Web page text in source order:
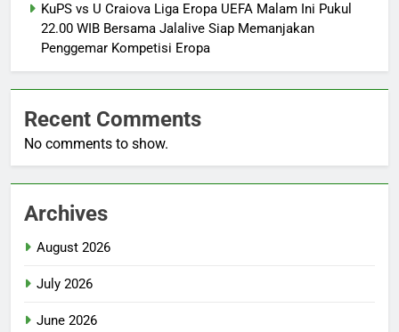
KuPS vs U Craiova Liga Eropa UEFA Malam Ini Pukul
22.00 WIB Bersama Jalalive Siap Memanjakan
Penggemar Kompetisi Eropa
Recent Comments
No comments to show.
Archives
August 2026
July 2026
June 2026